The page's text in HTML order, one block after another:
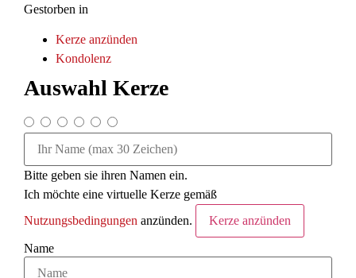
Gestorben in
Kerze anzünden
Kondo­lenz
Auswahl Kerze
Bitte geben sie ihren Namen ein.
Ich möchte eine virtuelle Kerze gemäß
Nutzungsbedingungen anzünden. Kerze anzünden
Name